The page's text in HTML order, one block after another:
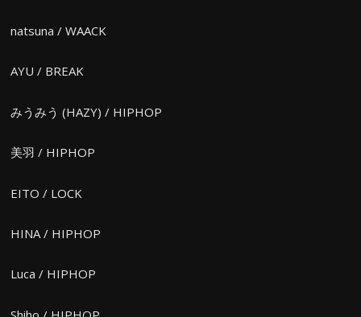
natsuna / WAACK
AYU / BREAK
みうみう (HAZY) / HIPHOP
美羽 / HIPHOP
EITO / LOCK
HINA / HIPHOP
Luca / HIPHOP